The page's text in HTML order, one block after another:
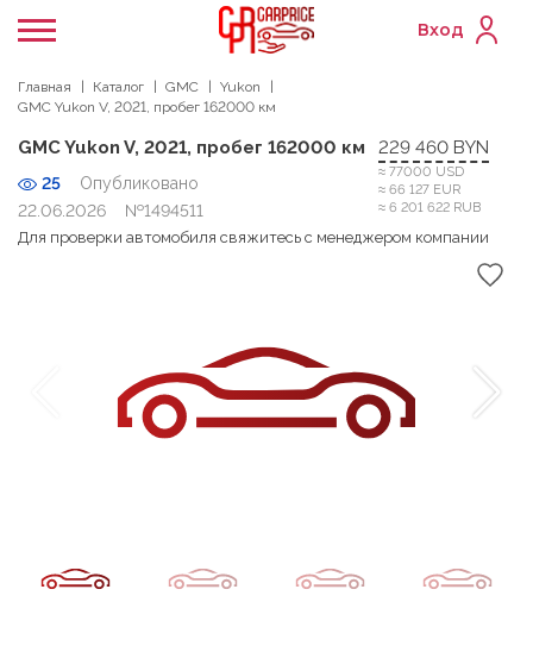
Вход
Главная Каталог GMC
Yukon
GMC Yukon V, 2021, пробег 162000 км
GMC Yukon V, 2021, пробег 162000 км
25
Опубликовано
22.06.2026
№1494511
229 460 BYN
≈ 77000 USD
≈ 66 127 EUR
≈ 6 201 622 RUB
Для проверки автомобиля свяжитесь с менеджером компании